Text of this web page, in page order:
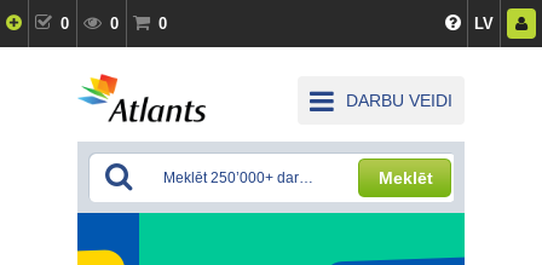
0 0 0 LV
DARBU VEIDI
Meklēt